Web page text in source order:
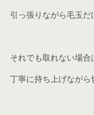
引っ張りながら毛玉だ
それでも取れない場
丁寧に持ち上げながら